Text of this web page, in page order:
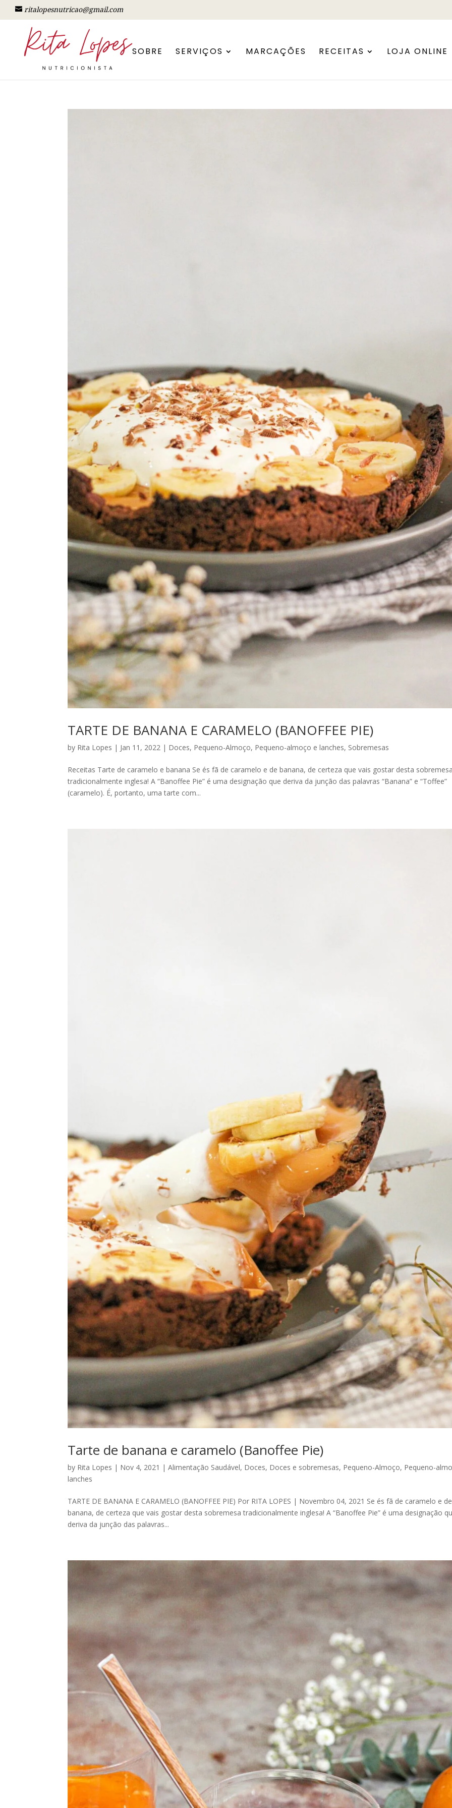
ritalopesnutricao@gmail.com
SOBRE SERVIÇOS MARCAÇÕES RECEITAS LOJA ONLINE
TARTE DE BANANA E CARAMELO (BANOFFEE PIE)
by Rita Lopes | Jan 11, 2022 | Doces, Pequeno-Almoço, Pequeno-almoço e lanches, Sobremesas
Receitas Tarte de caramelo e banana Se és fã de caramelo e de banana, de certeza que vais gostar desta
tradicionalmente inglesa! A “Banoffee Pie” é uma designação que deriva da junção das palavras “Banana” e “Toffee”
(caramelo). É, portanto, uma tarte com...
Tarte de banana e caramelo (Banoffee Pie)
by Rita Lopes | Nov 4, 2021 |Alimentação Saudável, Doces, Doces e sobremesas, Pequeno-Almoço, Pequeno-
lanches
TARTE DE BANANA E CARAMELO (BANOFFEE PIE) Por RITA LOPES | Novembro 04, 2021 Se és fã de caramelo e de
banana, de certeza que vais gostar desta sobremesa tradicionalmente inglesa! A “Banoffee Pie” é uma designação
deriva da junção das palavras...